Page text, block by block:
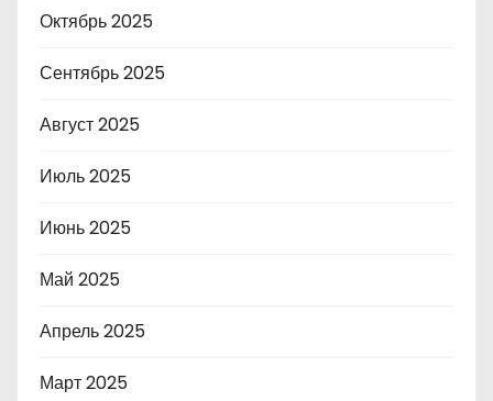
Октябрь 2025
Сентябрь 2025
Август 2025
Июль 2025
Июнь 2025
Май 2025
Апрель 2025
Март 2025